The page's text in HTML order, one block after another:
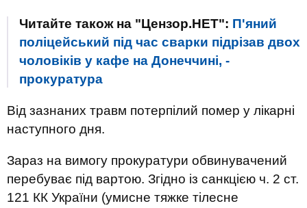
Читайте також на "Цензор.НЕТ": П'яний
поліцейський під час сварки підрізав двох
чоловіків у кафе на Донеччині, -
прокуратура
Від зазнаних травм потерпілий помер у лікарні
наступного дня.
Зараз на вимогу прокуратури обвинувачений
перебуває під вартою. Згідно із санкцією ч. 2 ст.
121 КК України (умисне тяжке тілесне